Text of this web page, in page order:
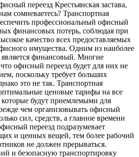
переезд Крестьянская застава,
сомневаетесь? Транспортная
профессиональный офисный
финансовых потерь, соблюдая при
качество всех предоставляемых
имущества. Одним из наиболее
финансовый. Многие
офисный переезд будет для них не
поскольку требует больших
это не так. Транспортная
ценовые тарифы на все
будут приемлемыми для
чем организовывать офисный
сил, средств, а главное времени
переезд подразумевает
и ценных вещей, тем более рабочий
не должен прерываться.
и безопасную транспортировку